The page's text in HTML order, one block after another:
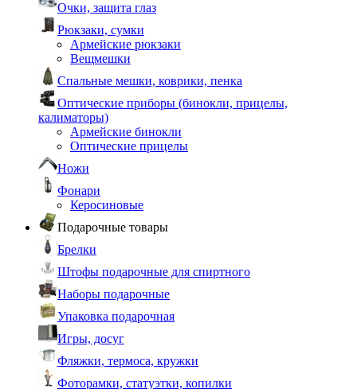
Очки, защита глаз
Рюкзаки, сумки
Армейские рюкзаки
Вещмешки
Спальные мешки, коврики, пенка
Оптические приборы (бинокли, прицелы,
калиматоры)
Армейские бинокли
Оптические прицелы
Ножи
Фонари
Керосиновые
Подарочные товары
Брелки
Штофы подарочные для спиртного
Наборы подарочные
Упаковка подарочная
Игры, досуг
Фляжки, термоса, кружки
Фоторамки, статуэтки, копилки